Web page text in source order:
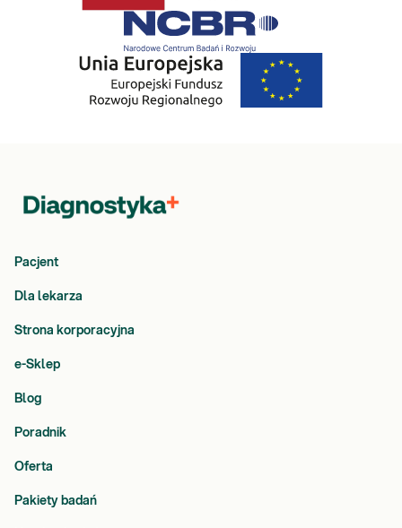
Pacjent
Dla lekarza
Strona korporacyjna
e-Sklep
Blog
Poradnik
Oferta
Pakiety badań